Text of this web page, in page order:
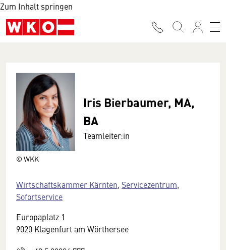
Zum Inhalt springen
© WKK
Iris Bierbaumer, MA,
BA
Teamleiter:in
Wirtschaftskammer Kärnten, Servicezentrum,
Sofortservice
Europaplatz 1
9020 Klagenfurt am Wörthersee